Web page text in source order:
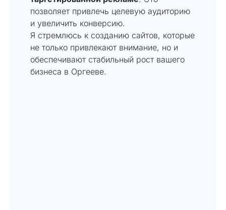
позволяет привлечь целевую аудиторию
и увеличить конверсию.
Я стремлюсь к созданию сайтов, которые
не только привлекают внимание, но и
обеспечивают стабильный рост вашего
бизнеса в Оргееве.